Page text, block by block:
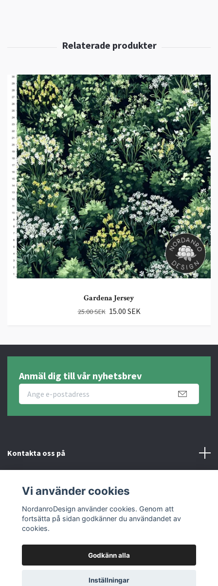
Gardena Jersey
25.00 SEK 15.00 SEK
Anmäl dig till vår nyhetsbrev
Kontakta oss på
Sociala medier
© 2026 Nordanro Design
Vi använder cookies
NordanroDesign använder cookies. Genom att
fortsätta på sidan godkänner du användandet av
cookies.
Godkänn alla
Inställningar